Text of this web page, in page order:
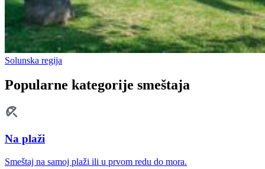
Solunska regija
Popularne kategorije smeštaja
Na plaži
Smeštaj na samoj plaži ili u prvom redu do mora.